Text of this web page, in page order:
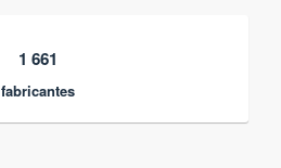
1 661
fabricantes